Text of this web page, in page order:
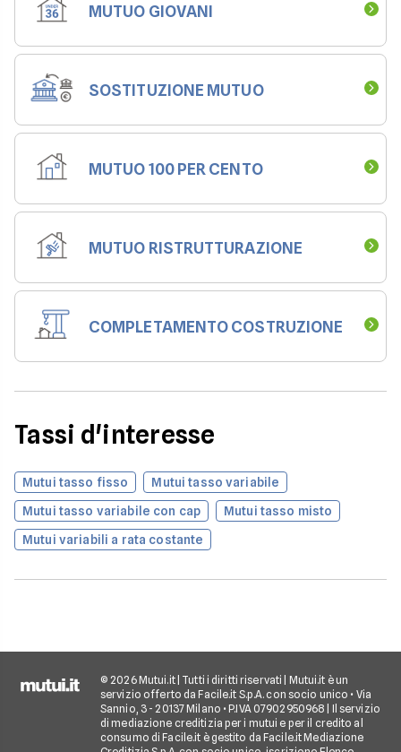
MUTUO GIOVANI
SOSTITUZIONE MUTUO
MUTUO 100 PER CENTO
MUTUO RISTRUTTURAZIONE
COMPLETAMENTO COSTRUZIONE
Tassi d'interesse
Mutui tasso fisso
Mutui tasso variabile
Mutui tasso variabile con cap
Mutui tasso misto
Mutui variabili a rata costante
© 2026 Mutui.it | Tutti i diritti riservati | Mutui.it è un
servizio offerto da Facile.it S.p.A. con socio unico • Via
Sannio, 3 - 20137 Milano • P.IVA 07902950968 | Il servizio
di mediazione creditizia per i mutui e per il credito al
consumo di Facile.it è gestito da Facile.it Mediazione